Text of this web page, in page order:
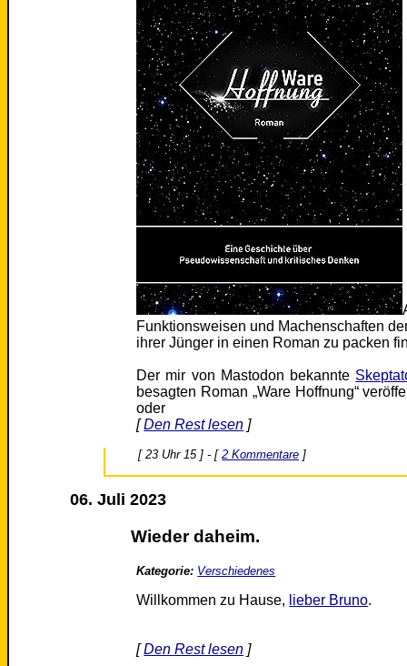
Funktionsweisen und Machenschaften
ihrer Jünger in einen Roman zu packen
Der mir von Mastodon bekannte
besagten Roman „Ware Hoffnung“
oder
[Den Rest lesen ]
[ 23 Uhr 15 ] - [2 Kommentare ]
06. Juli 2023
Wieder daheim.
Kategorie: Verschiedenes
Willkommen zu Hause, lieber Bruno.
[Den Rest lesen ]